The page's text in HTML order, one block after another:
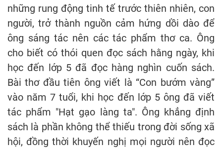
những rung động tinh tế trước thiên nhiên, con
người, trở thành nguồn cảm hứng dồi dào để
ông sáng tác nên các tác phẩm thơ ca. Ông
cho biết có thói quen đọc sách hằng ngày, khi
học đến lớp 5 đã đọc hàng nghìn cuốn sách.
Bài thơ đầu tiên ông viết là “Con bướm vàng”
vào năm 7 tuổi, khi học đến lớp 5 ông đã viết
tác phẩm "Hạt gạo làng ta". Ông khẳng định
sách là phần không thể thiếu trong đời sống xã
hội, đồng thời khuyến nghị mọi người nên đọc